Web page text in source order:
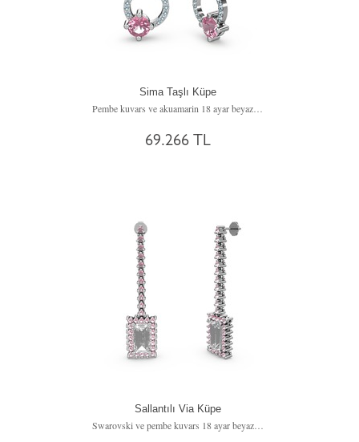
Sima Taşlı Küpe
Pembe kuvars ve akuamarin 18 ayar beyaz altın küpe
69.266 TL
Sallantılı Via Küpe
Swarovski ve pembe kuvars 18 ayar beyaz altın küpe